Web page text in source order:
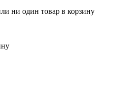
ни один товар в корзину